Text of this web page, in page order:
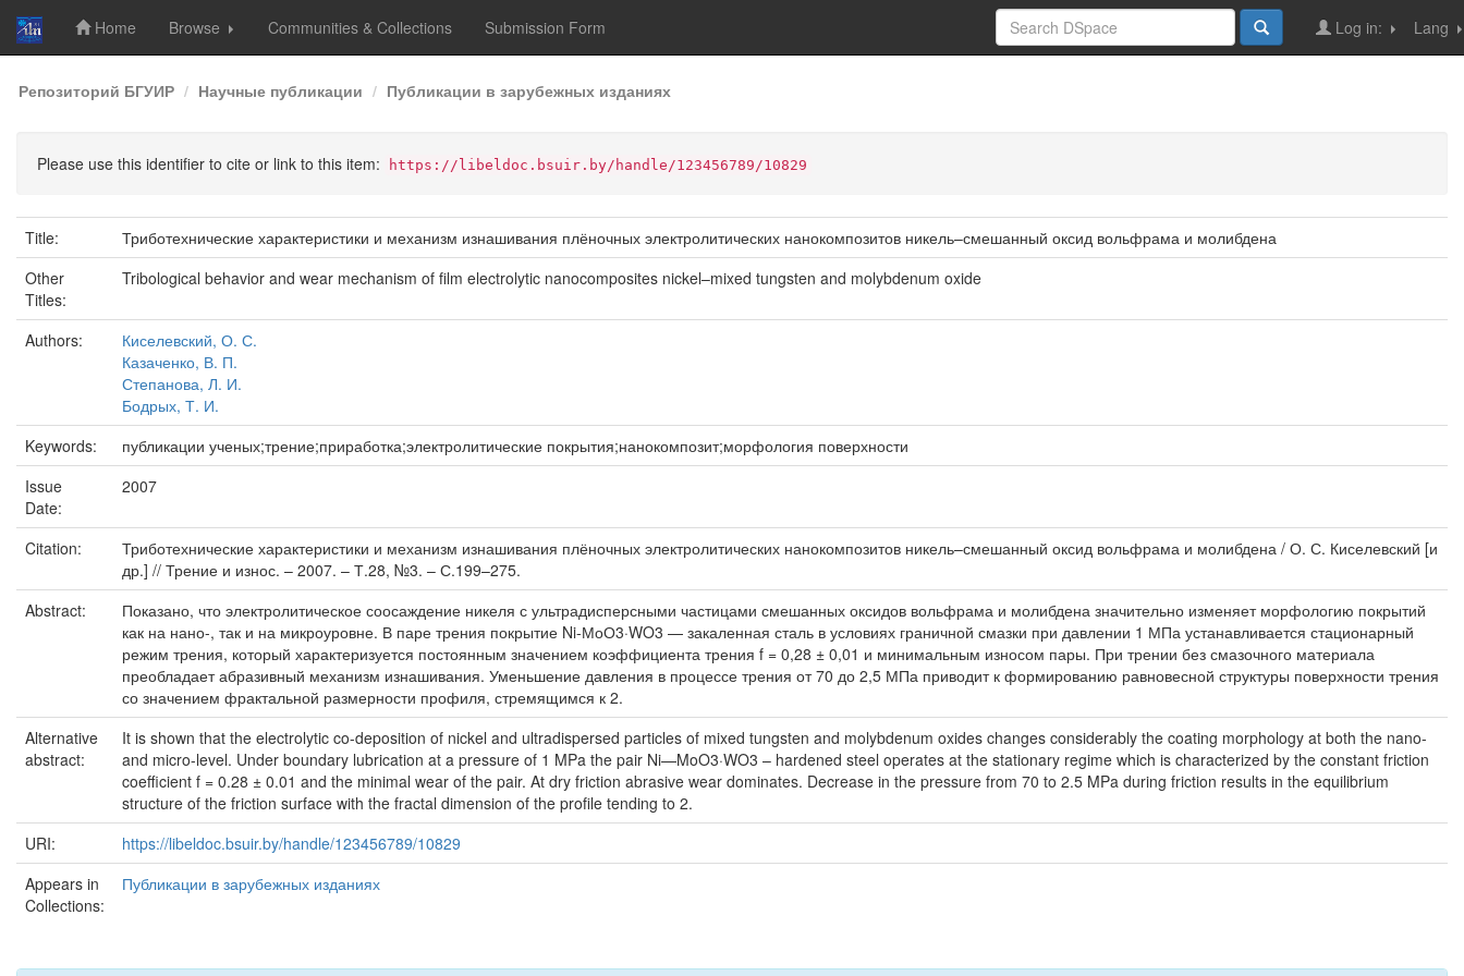
Skip
navigation
Home Browse Communities & Collections Submission Form Lang
Log in:
Репозиторий БГУИР Научные публикации Публикации в зарубежных изданиях
Please use this identifier to cite or link to this item: https://libeldoc.bsuir.by/handle/123456789/10829
Title:
Триботехнические характеристики и механизм изнашивания плёночных электролитических нанокомпозитов никель–смешанный оксид вольфрама и молибдена
Other
Titles:
Tribological behavior and wear mechanism of film electrolytic nanocomposites nickel–mixed tungsten and molybdenum oxide
Authors:
Киселевский, О. С.
Казаченко, В. П.
Степанова, Л. И.
Бодрых, Т. И.
Keywords:
публикации ученых;трение;приработка;электролитические покрытия;нанокомпозит;морфология поверхности
Issue
Date:
2007
Citation:
Триботехнические характеристики и механизм изнашивания плёночных электролитических нанокомпозитов никель–смешанный оксид вольфрама и молибдена / О. С. Киселевский [и
др.] // Трение и износ. – 2007. – Т.28, №3. – С.199–275.
Abstract:
Показано, что электролитическое соосаждение никеля с ультрадисперсными частицами смешанных оксидов вольфрама и молибдена значительно изменяет морфологию покрытий
как на нано-, так и на микроуровне. В паре трения покрытие Ni-МоО3·WO3 — закаленная сталь в условиях граничной смазки при давлении 1 МПа устанавливается стационарный
режим трения, который характеризуется постоянным значением коэффициента трения f = 0,28 ± 0,01 и минимальным износом пары. При трении без смазочного материала
преобладает абразивный механизм изнашивания. Уменьшение давления в процессе трения от 70 до 2,5 МПа приводит к формированию равновесной структуры поверхности трения
со значением фрактальной размерности профиля, стремящимся к 2.
Alternative
abstract:
It is shown that the electrolytic co-deposition of nickel and ultradispersed particles of mixed tungsten and molybdenum oxides changes considerably the coating morphology at both the nano-
and micro-level. Under boundary lubrication at a pressure of 1 MPa the pair Ni—MoO3·WO3 – hardened steel operates at the stationary regime which is characterized by the constant friction
coefficient f = 0.28 ± 0.01 and the minimal wear of the pair. At dry friction abrasive wear dominates. Decrease in the pressure from 70 to 2.5 MPa during friction results in the equilibrium
structure of the friction surface with the fractal dimension of the profile tending to 2.
URI:
https://libeldoc.bsuir.by/handle/123456789/10829
Appears in
Collections:
Публикации в зарубежных изданиях